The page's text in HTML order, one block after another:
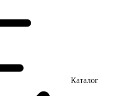
Каталог